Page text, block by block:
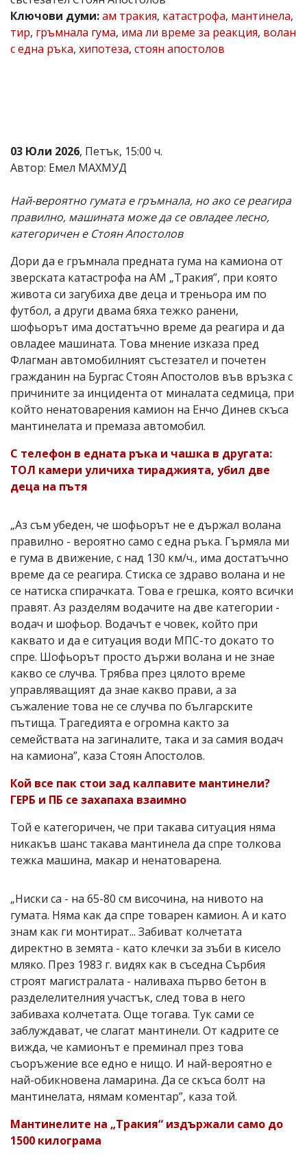
Коментарите
статиите
се
отговорност
за
тях!
откриете
обиден
за
вас
моля
сигнализирайте
Ключови думи:ам тракия, катастрофа, мантинела,
тир, гръмнала гума, има ли време за реакция, волан
с една ръка, хипотеза, стоян апостолов
03 Юли 2026, Петък, 15:00 ч.
Автор: Емел МАХМУД
Най-вероятно гумата е гръмнала, но ако се реагира
правилно, машината може да се овладее лесно,
категоричен е Стоян Апостолов
Дори да е гръмнала предната гума на камиона от
зверската катастрофа на АМ „Тракия”, при която
живота си загубиха две деца и треньора им по
футбол, а други двама бяха тежко ранени,
шофьорът има достатъчно време да реагира и да
овладее машината. Това мнение изказа пред
Флагман автомобилният състезател и почетен
гражданин на Бургас Стоян Апостолов във връзка с
причините за инцидента от миналата седмица, при
който ненатоварения камион на Енчо Динев скъса
мантинелата и премаза автомобил.
С телефон в едната ръка и чашка в другата:
ТОЛ камери уличиха тираджията, убил две
деца на пътя
„Аз съм убеден, че шофьорът не е държал волана
правилно - вероятно само с една ръка. Гърмяла ми
е гума в движение, с над 130 км/ч., има достатъчно
време да се реагира. Стиска се здраво волана и не
се натиска спирачката. Това е грешка, която всички
правят. Аз разделям водачите на две категории -
водач и шофьор. Водачът е човек, който при
каквато и да е ситуация води МПС-то докато то
спре. Шофьорът просто държи волана и не знае
какво се случва. Трябва през цялото време
управляващият да знае какво прави, а за
съжаление това не се случва по българските
пътища. Трагедията е огромна както за
семействата на загиналите, така и за самия водач
на камиона”, каза Стоян Апостолов.
Кой все пак стои зад калпавите мантинели?
ГЕРБ и ПБ се захапаха взаимно
Той е категоричен, че при такава ситуация няма
никакъв шанс такава мантинела да спре толкова
тежка машина, макар и ненатоварена.
„Ниски са - на 65-80 см височина, на нивото на
гумата. Няма как да спре товарен камион. А и като
знам как ги монтират... Забиват колчетата
директно в земята - като клечки за зъби в кисело
мляко. През 1983 г. видях как в съседна Сърбия
строят магистралата - наливаха първо бетон в
разделелителния участък, след това в него
забиваха колчетата. Още тогава. Тук сами се
заблуждават, че слагат мантинели. От кадрите се
вижда, че камионът е преминал през това
съоръжение все едно е нищо. И най-вероятно е
най-обикновена ламарина. Да се скъса болт на
мантинелата, нямам коментар”, каза той.
Мантинелите на „Тракия“ издържали само до
1500 килограма